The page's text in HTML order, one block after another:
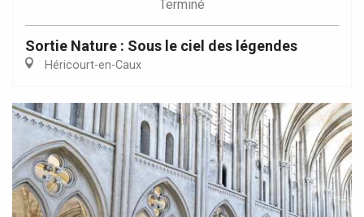
Terminé
Sortie Nature : Sous le ciel des légendes
Héricourt-en-Caux